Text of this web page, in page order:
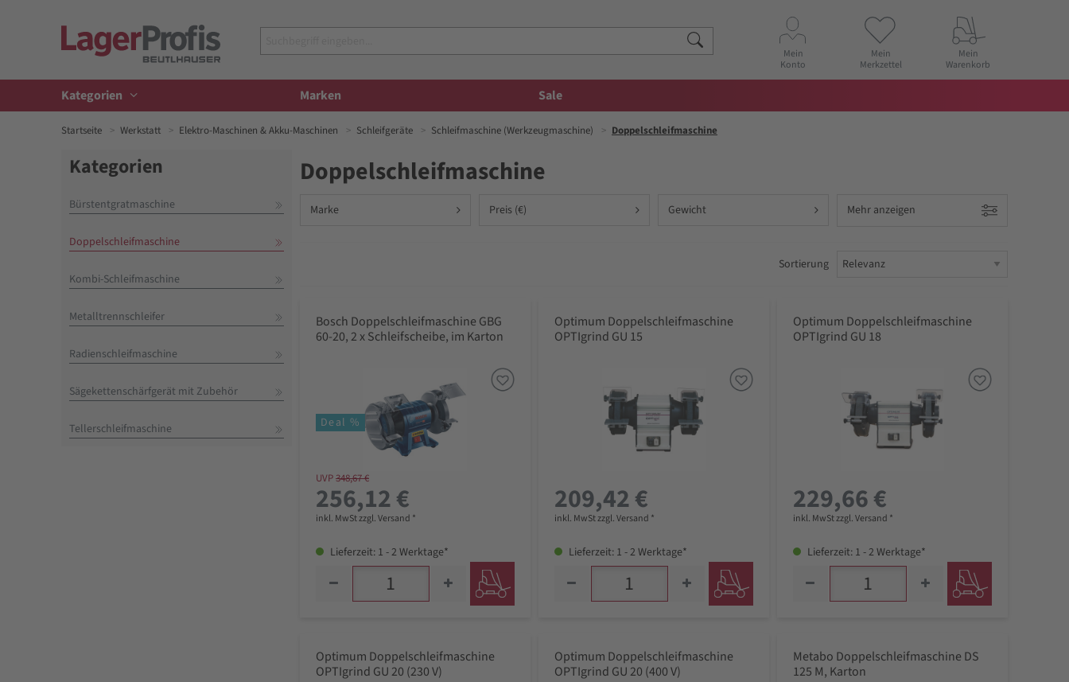
Mein
Konto
Mein
Merkzettel
Mein
Warenkorb
Kategorien Marken Sale
Startseite Werkstatt Elektro-Maschinen & Akku-Maschinen Schleifgeräte Schleifmaschine (Werkzeugmaschine) Doppelschleifmaschine
Kategorien
Bürstentgratmaschine
Doppelschleifmaschine
Kombi-Schleifmaschine
Metalltrennschleifer
Radienschleifmaschine
Sägekettenschärfgerät mit Zubehör
Tellerschleifmaschine
Doppelschleifmaschine
Marke Preis (€) Gewicht Mehr anzeigen
Sortierung
Bosch Doppelschleifmaschine GBG
60-20, 2 x Schleifscheibe, im Karton
Deal %
UVP348,67 €
256,12 €
inkl. MwSt zzgl. Versand *
Lieferzeit: 1 - 2 Werktage*
Optimum Doppelschleifmaschine
OPTIgrind GU 15
209,42 €
inkl. MwSt zzgl. Versand *
Lieferzeit: 1 - 2 Werktage*
Optimum Doppelschleifmaschine
OPTIgrind GU 18
229,66 €
inkl. MwSt zzgl. Versand *
Lieferzeit: 1 - 2 Werktage*
Optimum Doppelschleifmaschine
OPTIgrind GU 20 (230 V)
Optimum Doppelschleifmaschine
OPTIgrind GU 20 (400 V)
Metabo Doppelschleifmaschine DS
125 M, Karton